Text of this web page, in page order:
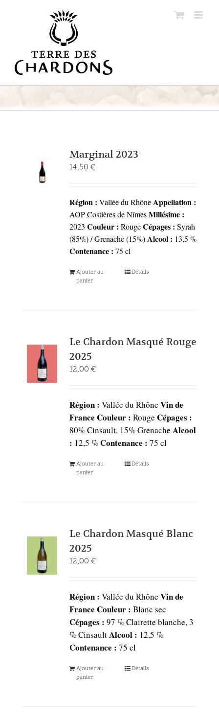
Marginal 2023
14,50 €
Région : Vallée du Rhône Appellation :
AOP Costières de Nîmes Millésime :
2023 Couleur : Rouge Cépages : Syrah
(85%) / Grenache (15%) Alcool : 13,5 %
Contenance : 75 cl
Ajouter au
panier
Détails
Le Chardon Masqué Rouge
2025
12,00 €
Région : Vallée du Rhône Vin de
France Couleur : Rouge Cépages :
80% Cinsault, 15% Grenache Alcool
: 12,5 %Contenance : 75 cl
Ajouter au
panier
Détails
Le Chardon Masqué Blanc
2025
12,00 €
Région : Vallée du Rhône Vin de
France Couleur : Blanc sec
Cépages : 97 % Clairette blanche, 3
% CinsaultAlcool : 12,5 %
Contenance : 75 cl
Ajouter au
panier
Détails